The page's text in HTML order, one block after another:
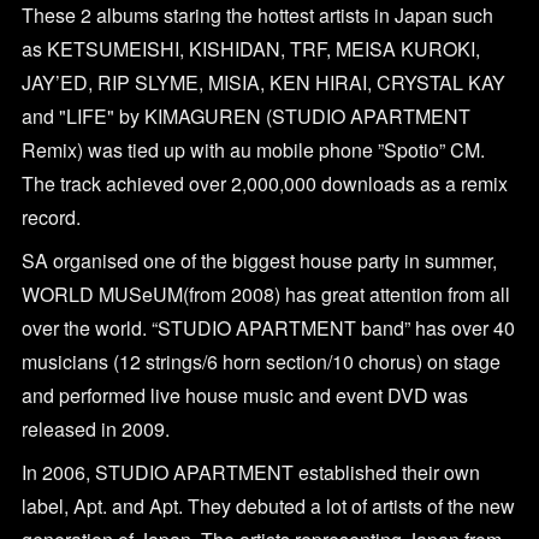
These 2 albums staring the hottest artists in Japan such
as KETSUMEISHI, KISHIDAN, TRF, MEISA KUROKI,
JAY’ED, RIP SLYME, MISIA, KEN HIRAI, CRYSTAL KAY
and "LIFE" by KIMAGUREN (STUDIO APARTMENT
Remix) was tied up with au mobile phone ”Spotio” CM.
The track achieved over 2,000,000 downloads as a remix
record.
SA organised one of the biggest house party in summer,
WORLD MUSeUM(from 2008) has great attention from all
over the world. “STUDIO APARTMENT band” has over 40
musicians (12 strings/6 horn section/10 chorus) on stage
and performed live house music and event DVD was
released in 2009.
In 2006, STUDIO APARTMENT established their own
label, Apt. and Apt. They debuted a lot of artists of the new